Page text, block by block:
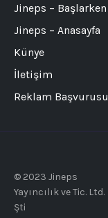
Jineps – Başlarken
Jineps – Anasayfa
Künye
İletişim
Reklam Başvurusu
© 2023 Jineps
Yayıncılık ve Tic. Ltd.
Şti